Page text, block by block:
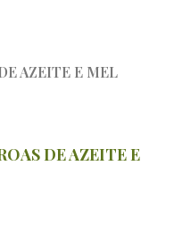
DE AZEITE E